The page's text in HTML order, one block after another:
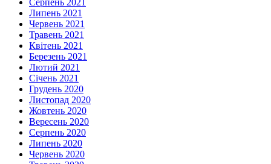
Серпень 2021
Липень 2021
Червень 2021
Травень 2021
Квітень 2021
Березень 2021
Лютий 2021
Січень 2021
Грудень 2020
Листопад 2020
Жовтень 2020
Вересень 2020
Серпень 2020
Липень 2020
Червень 2020